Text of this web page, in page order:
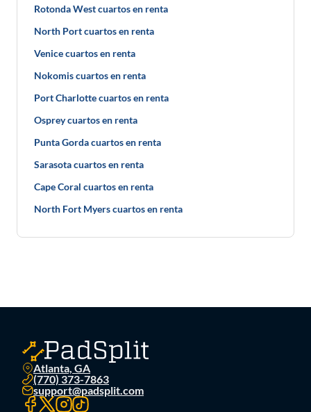
Rotonda West cuartos en renta
North Port cuartos en renta
Venice cuartos en renta
Nokomis cuartos en renta
Port Charlotte cuartos en renta
Osprey cuartos en renta
Punta Gorda cuartos en renta
Sarasota cuartos en renta
Cape Coral cuartos en renta
North Fort Myers cuartos en renta
Atlanta, GA
(770) 373-7863
support@padsplit.com